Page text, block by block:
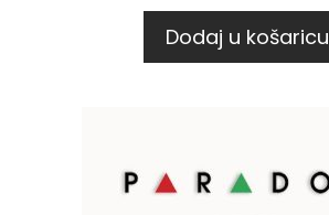
Dodaj u košaricu